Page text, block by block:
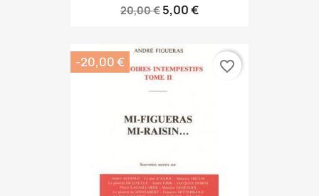
20,00 € 5,00 €
-20,00 € favorite_border